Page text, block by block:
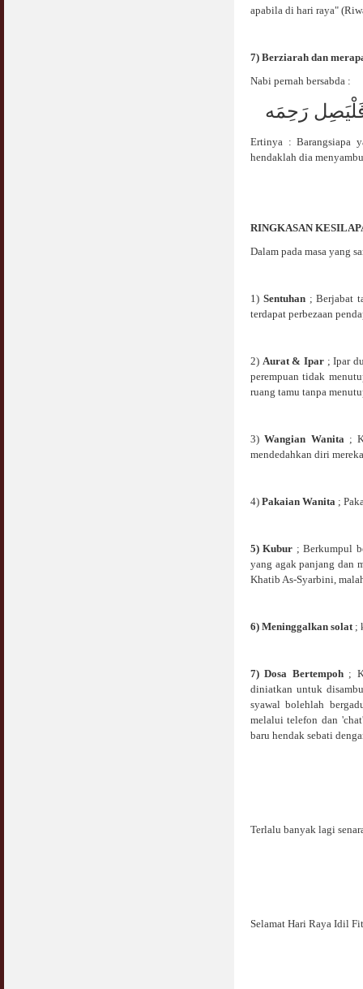
apabila di hari raya"
7) Berziarah dan
Nabi pernah bersabda :
رَحِمَه
Ertinya : Barangsiapa
hendaklah dia
RINGKASAN
Dalam pada masa yang
1) Sentuhan; Berjabat
terdapat perbezaan
2) Aurat & Ipar ; Ipar
perempuan tidak
ruang tamu tanpa
3)Wangian Wanita;
mendedahkan diri
4) Pakaian Wanita;
5) Kubur ; Berkumpul
yang agak panjang dan
Khatib As-Syarbini,
6) Meninggalkan solat;
7) Dosa Bertempoh ;
diniatkan untuk
syawal bolehlah
melalui telefon dan
baru hendak sebati
Terlalu banyak lagi
Selamat Hari Raya Idil